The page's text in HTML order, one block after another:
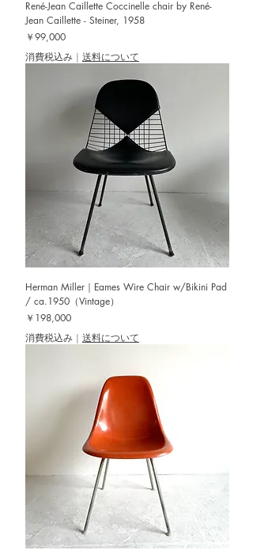
René-Jean Caillette Coccinelle chair by René-
Jean Caillette - Steiner, 1958
価格
￥99,000
消費税込み | 送料について
Herman Miller｜Eames Wire Chair w/Bikini Pad
/ ca.1950（Vintage）
価格
￥198,000
消費税込み | 送料について